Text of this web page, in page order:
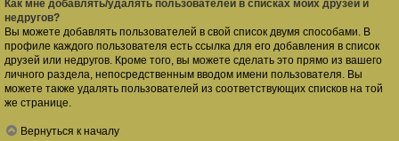
Как мне добавлять/удалять пользователей в списках моих друзей и
недругов?
Вы можете добавлять пользователей в свой список двумя способами. В
профиле каждого пользователя есть ссылка для его добавления в список
друзей или недругов. Кроме того, вы можете сделать это прямо из вашего
личного раздела, непосредственным вводом имени пользователя. Вы
можете также удалять пользователей из соответствующих списков на той
же странице.
Вернуться к началу